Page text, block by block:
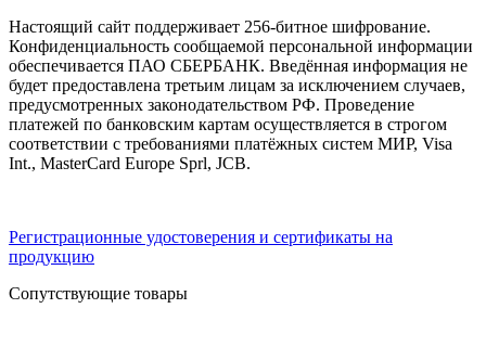
Настоящий сайт поддерживает 256-битное шифрование.
Конфиденциальность сообщаемой персональной информации
обеспечивается ПАО СБЕРБАНК. Введённая информация не
будет предоставлена третьим лицам за исключением случаев,
предусмотренных законодательством РФ. Проведение
платежей по банковским картам осуществляется в строгом
соответствии с требованиями платёжных систем МИР, Visa
Int., MasterCard Europe Sprl, JCB.
Регистрационные удостоверения и сертификаты на
продукцию
Сопутствующие товары